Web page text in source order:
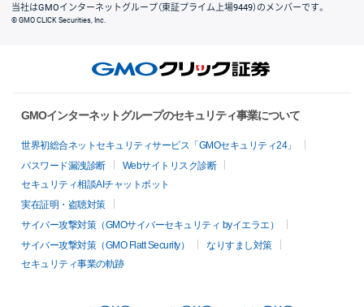
当社はGMOインターネットグループ（東証プライム上場9449）のメンバーです。
© GMO CLICK Securities, Inc.
GMOインターネットグループのセキュリティ事業について
世界初総合ネットセキュリティサービス「GMOセキュリティ24」
パスワード漏洩診断
Webサイトリスク診断
セキュリティ相談AIチャットボット
実在証明・盗聴対策
サイバー攻撃対策（GMOサイバーセキュリティ byイエラエ）
サイバー攻撃対策（GMO Flatt Security）
なりすまし対策
セキュリティ事業の軌跡